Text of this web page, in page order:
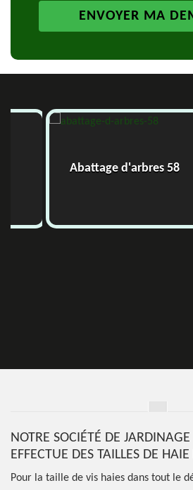
Abattage d'arbres 58
NOTRE SOCIÉTÉ DE JARDINAGE
EFFECTUE DES TAILLES DE
Pour la taille de vis haies dans tout le